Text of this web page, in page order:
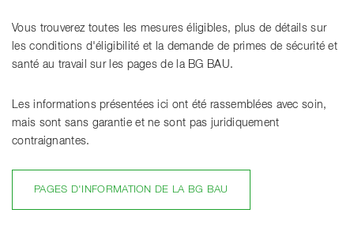
Vous trouverez toutes les mesures éligibles, plus de détails sur
les conditions d'éligibilité et la demande de primes de sécurité et
santé au travail sur les pages de la BG BAU.
Les informations présentées ici ont été rassemblées avec soin,
mais sont sans garantie et ne sont pas juridiquement
contraignantes.
PAGES D'INFORMATION DE LA BG BAU